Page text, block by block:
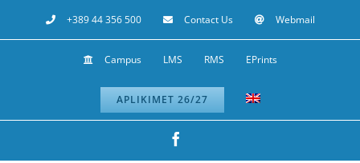
to
+389 44 356 500 Contact Us Webmail
Campus LMS RMS EPrints
APLIKIMET 26/27